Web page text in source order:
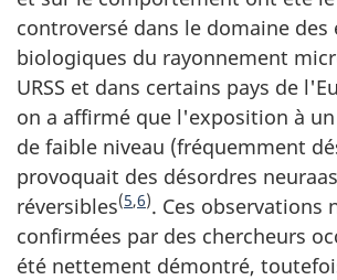
controversé dans le domaine des
biologiques du rayonnement
URSS et dans certains pays de
on a affirmé que l'exposition à
de faible niveau (fréquemment
provoquait des désordres
réversibles(5,6). Ces observations
confirmées par des chercheurs
été nettement démontré,